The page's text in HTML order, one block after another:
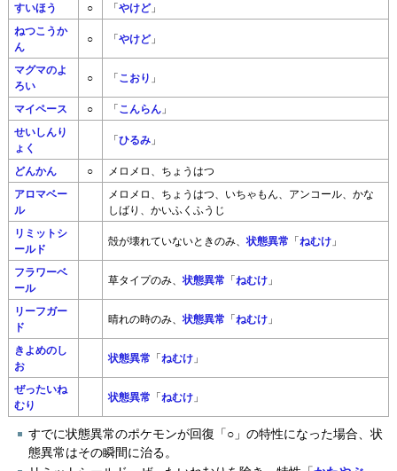
すいほう ○ 「 やけど」
ねつこうか
ん
○ 「 やけど」
マグマのよ
ろい
○ 「 こおり 」
マイペース ○ 「 こんらん」
せいしんり
ょく
「 ひるみ」
どんかん ○ メロメロ、ちょうはつ
アロマベー
ル
メロメロ、ちょうはつ、いちゃもん、アンコール、かな
しばり、かいふくふうじ
リミットシ
ールド
殻が壊れていないときのみ、状態異常 「 ねむけ」
フラワーベ
ール
草タイプのみ、状態異常 「 ねむけ」
リーフガー
ド
晴れの時のみ、状態異常 「 ねむけ」
きよめのし
お
状態異常 「 ねむけ」
ぜったいね
むり
状態異常 「 ねむけ」
すでに状態異常のポケモンが回復「○」の特性になった場合、状
態異常はその瞬間に治る。